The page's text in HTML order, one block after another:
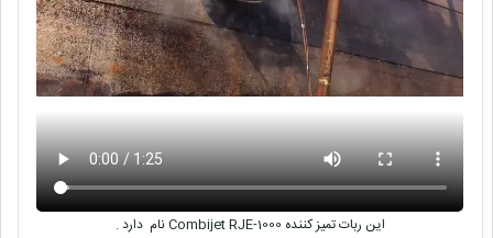
این ربات تمیز کننده Combijet RJE-1000 نام دارد .